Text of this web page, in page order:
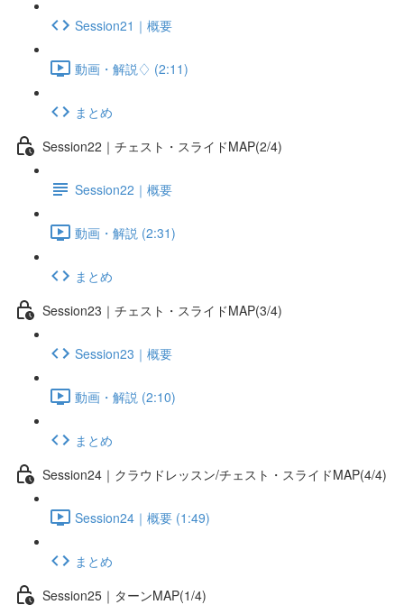
Session21｜概要
動画・解説♢ (2:11)
まとめ
Session22｜チェスト・スライドMAP(2/4)
Session22｜概要
動画・解説 (2:31)
まとめ
Session23｜チェスト・スライドMAP(3/4)
Session23｜概要
動画・解説 (2:10)
まとめ
Session24｜クラウドレッスン/チェスト・スライドMAP(4/4)
Session24｜概要 (1:49)
まとめ
Session25｜ターンMAP(1/4)